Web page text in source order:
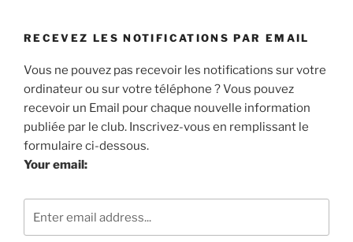
RECEVEZ LES NOTIFICATIONS PAR EMAIL
Vous ne pouvez pas recevoir les notifications sur votre
ordinateur ou sur votre téléphone ? Vous pouvez
recevoir un Email pour chaque nouvelle information
publiée par le club. Inscrivez-vous en remplissant le
formulaire ci-dessous.
Your email: